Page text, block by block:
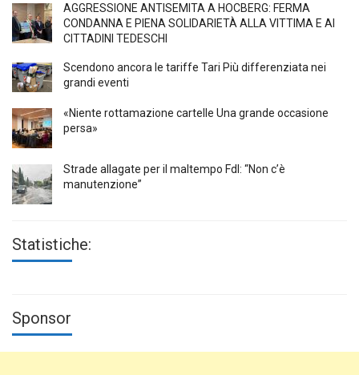
AGGRESSIONE ANTISEMITA A HÖCBERG: FERMA
CONDANNA E PIENA SOLIDARIETÀ ALLA VITTIMA E AI
CITTADINI TEDESCHI
Scendono ancora le tariffe Tari Più differenziata nei
grandi eventi
«Niente rottamazione cartelle Una grande occasione
persa»
Strade allagate per il maltempo FdI: “Non c’è
manutenzione”
Statistiche:
Sponsor